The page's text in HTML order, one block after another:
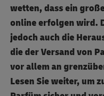
wetten, dass ein
online erfolgen wird.
jedoch auch die
die der Versand von
vor allem an
Lesen Sie weiter, um